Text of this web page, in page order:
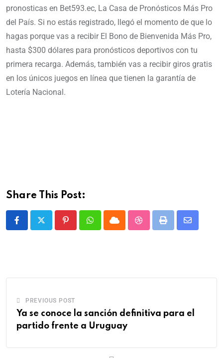
pronosticas en Bet593.ec, La Casa de Pronósticos Más Pro
del País. Si no estás registrado, llegó el momento de que lo
hagas porque vas a recibir El Bono de Bienvenida Más Pro,
hasta $300 dólares para pronósticos deportivos con tu
primera recarga. Además, también vas a recibir giros gratis
en los únicos juegos en línea que tienen la garantía de
Lotería Nacional.
Share This Post:
PREVIOUS POST
Ya se conoce la sanción definitiva para el
partido frente a Uruguay